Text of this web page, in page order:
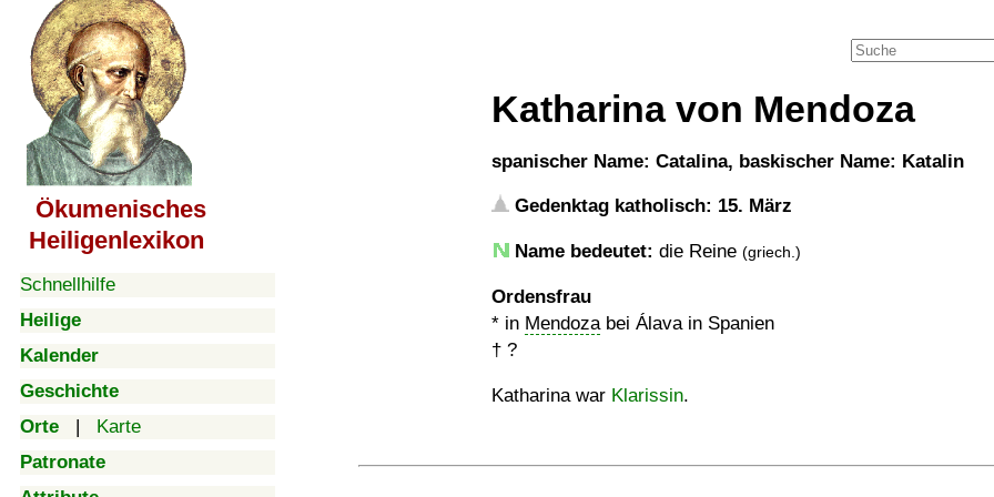
Ökumenisches
Heiligenlexikon
Schnellhilfe
Heilige
Kalender
Geschichte
Orte | Karte
Patronate
Katharina von Mendoza
spanischer Name: Catalina, baskischer Name: Katalin
Gedenktag katholisch: 15. März
Name bedeutet: die Reine (griech.)
Ordensfrau
* in Mendozabei Álava in Spanien
† ?
Katharina war Klarissin.